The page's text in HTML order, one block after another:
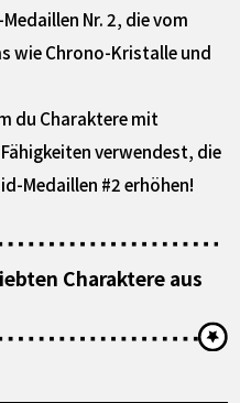
Nr. 2, die vom
wie Chrono-Kristalle und
du Charaktere mit
verwendest, die
Medaillen #2 erhöhen!
Charaktere aus